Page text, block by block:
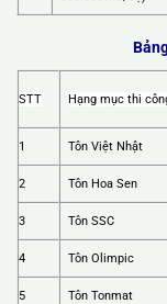
STT Hạng mục thi
1 Tôn Việt Nhật
2 Tôn Hoa Sen
3 Tôn SSC
4 Tôn Olimpic
5 Tôn Tonmat